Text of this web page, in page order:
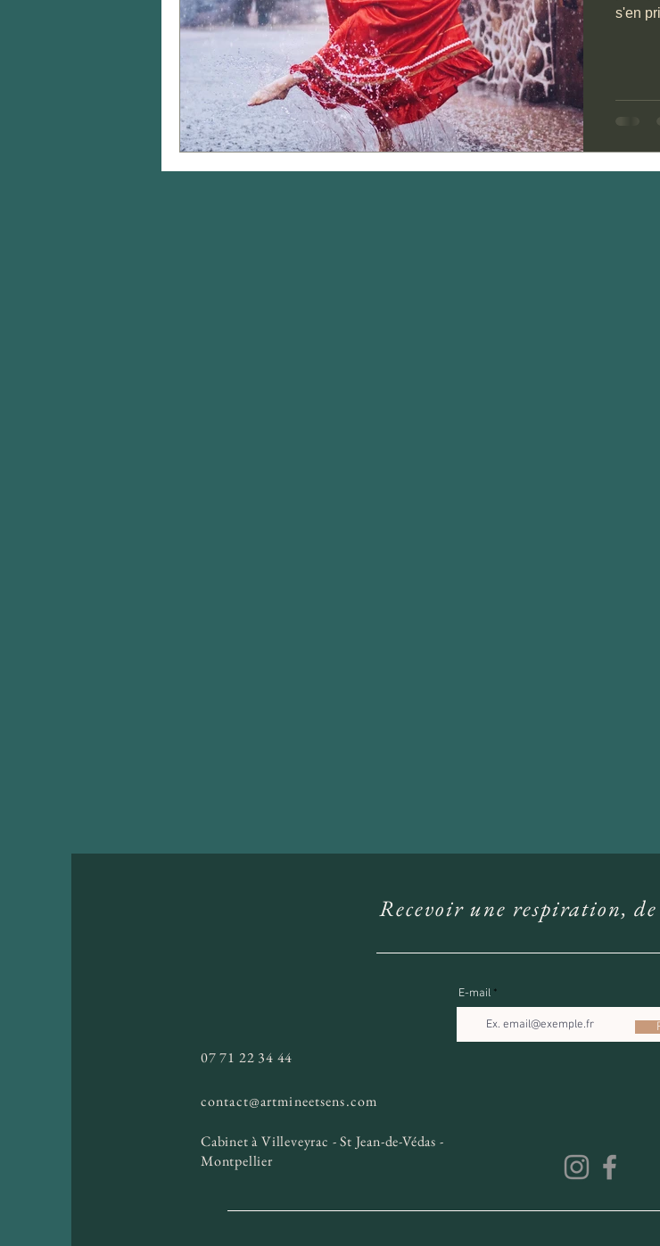
s'en
Recevoir une respiration, de
E-mail
07 71 22 34 44
contact@artmineetsens.com
Cabinet à Villeveyrac - St Jean-de-Védas -
Montpellier